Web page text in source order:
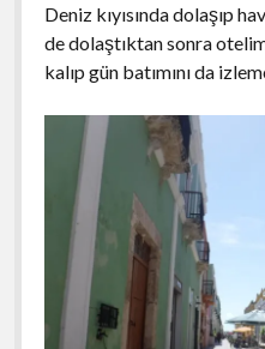
Deniz kıyısında dolaşıp
de dolaştıktan sonra
kalıp gün batımını da